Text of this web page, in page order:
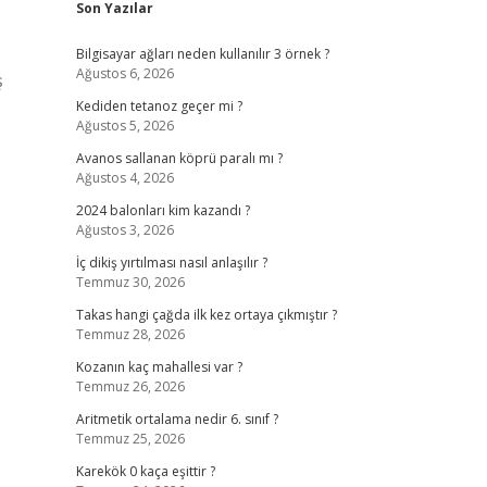
Son Yazılar
Bilgisayar ağları neden kullanılır 3 örnek ?
Ağustos 6, 2026
Kediden tetanoz geçer mi ?
Ağustos 5, 2026
Avanos sallanan köprü paralı mı ?
Ağustos 4, 2026
2024 balonları kim kazandı ?
Ağustos 3, 2026
İç dikiş yırtılması nasıl anlaşılır ?
Temmuz 30, 2026
Takas hangi çağda ilk kez ortaya çıkmıştır ?
Temmuz 28, 2026
Kozanın kaç mahallesi var ?
Temmuz 26, 2026
Aritmetik ortalama nedir 6. sınıf ?
Temmuz 25, 2026
Karekök 0 kaça eşittir ?